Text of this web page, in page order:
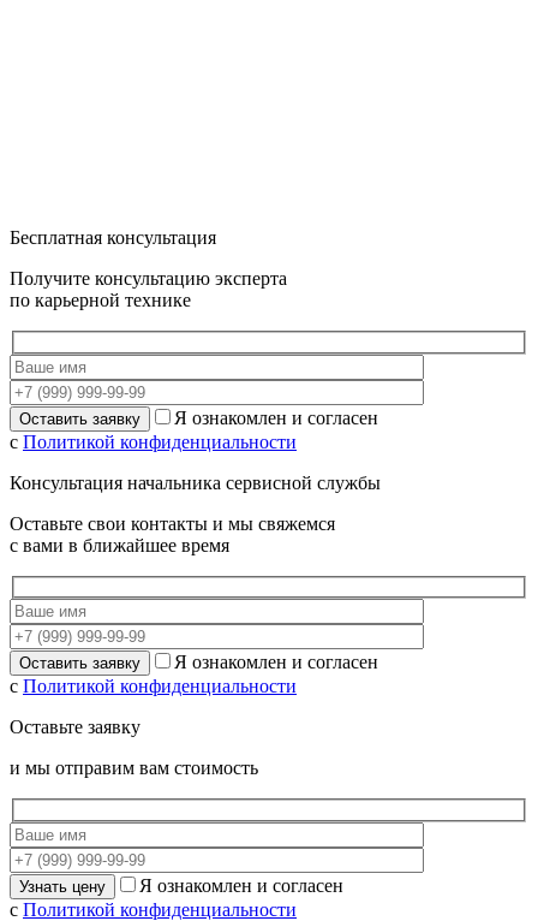
Бесплатная консультация
Получите консультацию эксперта
по карьерной технике
Я ознакомлен и согласен
с Политикой конфиденциальности
Консультация начальника сервисной службы
Оставьте свои контакты и мы свяжемся
с вами в ближайшее время
Я ознакомлен и согласен
с Политикой конфиденциальности
Оставьте заявку
и мы отправим вам стоимость
Я ознакомлен и согласен
с Политикой конфиденциальности